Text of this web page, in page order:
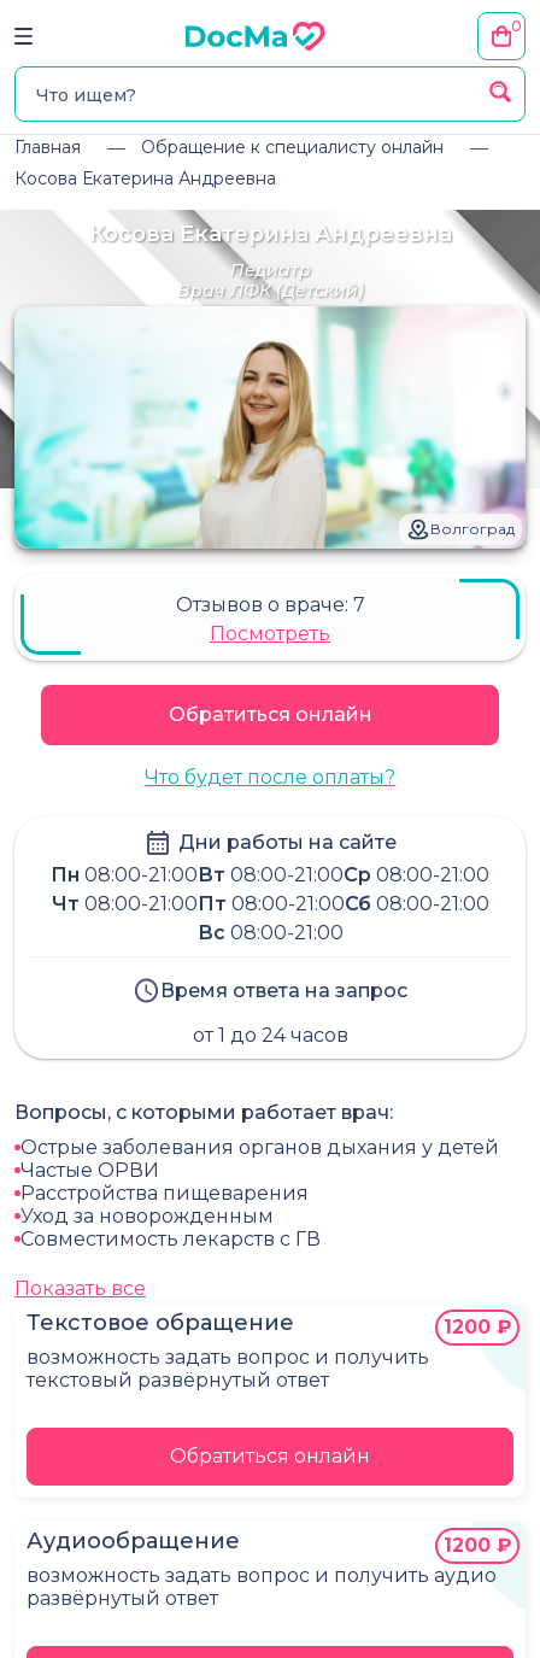
0
Главная
Обращение к специалисту онлайн
Косова Екатерина Андреевна
Косова Екатерина Андреевна
Педиатр
Врач ЛФК(Детский)
Волгоград
Отзывов о враче: 7
Посмотреть
Обратиться онлайн
Что будет после оплаты?
Дни работы на сайте
Пн 08:00-21:00Вт 08:00-21:00Ср 08:00-21:00
Чт 08:00-21:00Пт 08:00-21:00Сб 08:00-21:00
Вс 08:00-21:00
Время ответа на запрос
от 1 до 24 часов
Текстовое обращение
возможность задать вопрос и получить
текстовый развёрнутый ответ
1200 ₽
Обратиться онлайн
Аудиообращение
возможность задать вопрос и получить аудио
развёрнутый ответ
1200 ₽
Вопросы, с которыми работает врач:
Острые заболевания органов дыхания у детей
Частые ОРВИ
Расстройства пищеварения
Уход за новорожденным
Совместимость лекарств с ГВ
Показать все